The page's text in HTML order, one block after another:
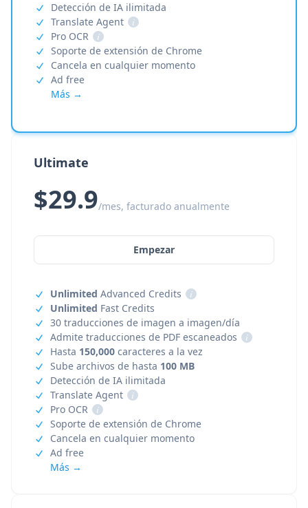
Detección de IA ilimitada
Translate Agent
i
Pro OCR
i
Soporte de extensión de Chrome
Cancela en cualquier momento
Ad free
Más →
Ultimate
$29.9/mes, facturado anualmente
Empezar
Unlimited Advanced Credits
i
Unlimited Fast Credits
30 traducciones de imagen a imagen/día
Admite traducciones de PDF escaneados
i
Hasta 150,000 caracteres a la vez
Sube archivos de hasta 100 MB
Detección de IA ilimitada
Translate Agent
i
Pro OCR
i
Soporte de extensión de Chrome
Cancela en cualquier momento
Ad free
Más →